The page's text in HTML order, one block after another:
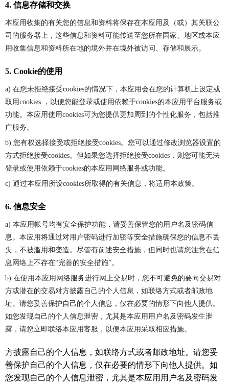
4. 信息存储和交换
本应用收集的有关您的信息和资料将保存在本应用及（或）其关联公
司的服务器上，这些信息和资料可能传送至您所在国家、地区或本应
用收集信息和资料所在地的境外并在境外被访问、存储和展示。
5. Cookie的使用
a) 在您未拒绝接受cookies的情况下，本应用会在您的计算机上设定或
取用cookies ，以便您能登录或使用依赖于cookies的本应用平台服务或
功能。本应用使用cookies可为您提供更加周到的个性化服务，包括推
广服务。
b) 您有权选择接受或拒绝接受cookies。您可以通过修改浏览器设置的
方式拒绝接受cookies。但如果您选择拒绝接受cookies，则您可能无法
登录或使用依赖于cookies的本应用网络服务或功能。
c) 通过本应用所设cookies所取得的有关信息，将适用本政策。
6. 信息安全
a) 本应用帐号均有安全保护功能，请妥善保管您的用户名及密码信
息。本应用将通过对用户密码进行加密等安全措施确保您的信息不丢
失，不被滥用和变造。尽管有前述安全措施，但同时也请您注意在信
息网络上不存在“完善的安全措施”。
b) 在使用本应用网络服务进行网上交易时，您不可避免的要向交易对
方或潜在的交易对方披露自己的个人信息，如联络方式或者邮政地
址。请您妥善保护自己的个人信息，仅在必要的情形下向他人提供。
如您发现自己的个人信息泄密，尤其是本应用用户名及密码发生泄
露，请您立即联络本应用客服，以便本应用采取相应措施。
方披露自己的个人信息，如联络方式或者邮政地址。请您妥
善保护自己的个人信息，仅在必要的情形下向他人提供。如
您发现自己的个人信息泄密，尤其是本应用用户名及密码发